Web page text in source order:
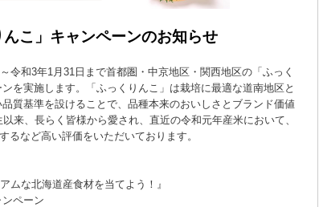
こ」キャンペーンのお知らせ
令和3年1月31日まで首都圏・中京地区・関西地区の「ふっく
を実施します。「ふっくりんこ」は栽培に最適な道南地区と
質基準を設けることで、品種本来のおいしさとブランド価値
来、長らく皆様から愛され、直近の令和元年産米において、
るなど高い評価をいただいております。
ムな北海道産食材を当てよう！』
ーン